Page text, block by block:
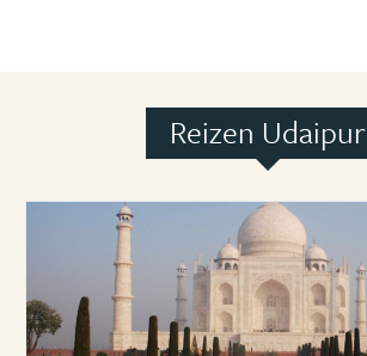
Reizen Udaipur